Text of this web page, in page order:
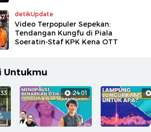
detikUpdate
Video Terpopuler Sepekan:
Tendangan Kungfu di Piala
Soeratin-Staf KPK Kena OTT
Untukmu
24:01